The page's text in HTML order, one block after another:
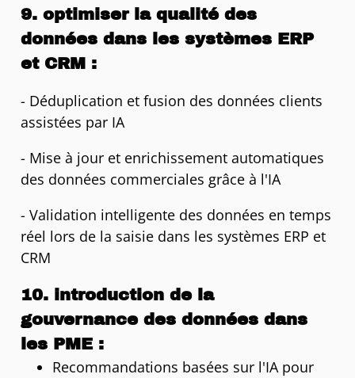
9. optimiser la qualité des
données dans les systèmes ERP
et CRM :
- Déduplication et fusion des données clients
assistées par IA
- Mise à jour et enrichissement automatiques
des données commerciales grâce à l'IA
- Validation intelligente des données en temps
réel lors de la saisie dans les systèmes ERP et
CRM
10. introduction de la
gouvernance des données dans
les PME :
Recommandations basées sur l'IA pour